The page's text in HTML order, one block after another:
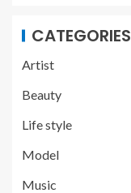
CATEGORIES
Artist
Beauty
Life style
Model
Music